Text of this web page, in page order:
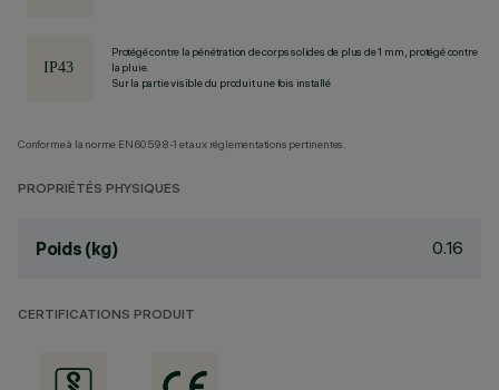
Protégé contre la pénétration de corps solides de plus de 1 mm, protégé contre
la pluie.
Sur la partie visible du produit une fois installé
Conforme à la norme EN60598-1 et aux réglementations pertinentes.
PROPRIÉTÉS PHYSIQUES
Poids (kg) 0.16
CERTIFICATIONS PRODUIT